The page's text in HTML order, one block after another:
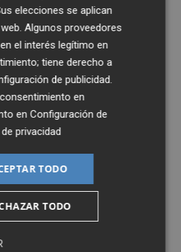
elecciones se aplican
Algunos proveedores
el interés legítimo en
tiene derecho a
de publicidad
en
enConfiguración de
privacidad
TODO
TODO